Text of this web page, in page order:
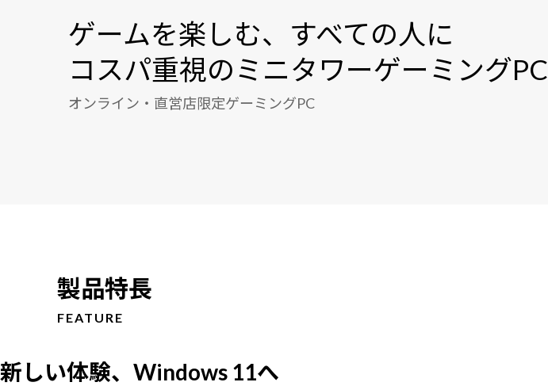
ゲームを楽しむ、すべての人に
コスパ重視のミニタワーゲーミングPC
オンライン・直営店限定ゲーミングPC
製品特長
FEATURE
新しい体験、Windows 11へ